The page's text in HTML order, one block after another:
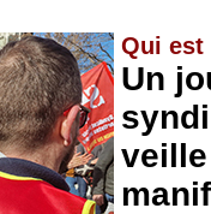
Qui est
Un
veille